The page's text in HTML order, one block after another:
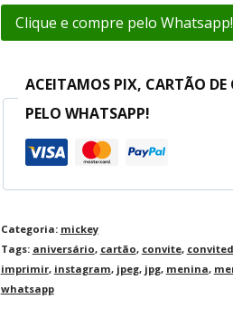
Clique e compre pelo Whatsapp!
ACEITAMOS PIX, CARTÃO
PELO WHATSAPP!
Categoria: mickey
Tags: aniversário, cartão, convite,
imprimir, instagram, jpeg, jpg, menina,
whatsapp